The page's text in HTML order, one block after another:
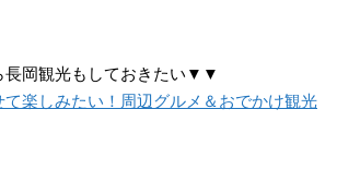
岡観光もしておきたい▼▼
て楽しみたい！周辺グルメ＆おでかけ観光